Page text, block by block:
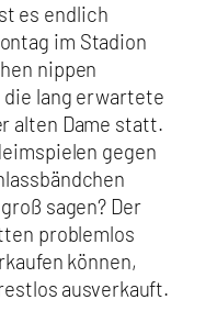
es endlich
im Stadion
nippen
lang erwartete
alten Dame statt.
gegen
sagen? Der
problemlos
können,
ausverkauft.